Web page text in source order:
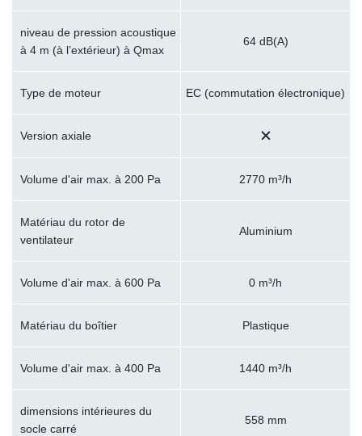
niveau de pression acoustique
à 4 m (à l’extérieur) à Qmax
64 dB(A)
Type de moteur EC (commutation électronique)
Version axiale
Volume d'air max. à 200 Pa 2770 m³/h
Matériau du rotor de
ventilateur
Aluminium
Volume d'air max. à 600 Pa 0 m³/h
Matériau du boîtier Plastique
Volume d'air max. à 400 Pa 1440 m³/h
dimensions intérieures du
socle carré
558 mm